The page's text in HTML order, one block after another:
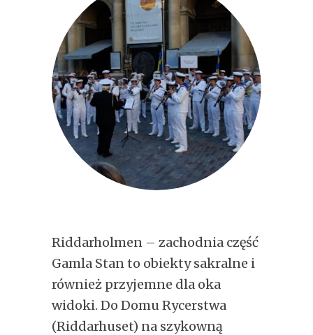
Riddarholmen – zachodnia część
Gamla Stan to obiekty sakralne i
również przyjemne dla oka
widoki. Do Domu Rycerstwa
(Riddarhuset) na szykowną